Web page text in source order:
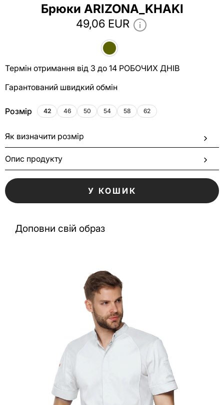
Брюки ARIZONA_KHAKI
49,06 EUR
Термін отримання від 3 до 14 РОБОЧИХ ДНІВ
Гарантований швидкий обмін
Розмір 42 46 50 54 58 62
Як визначити розмір
Опис продукту
У КОШИК
Доповни свій образ